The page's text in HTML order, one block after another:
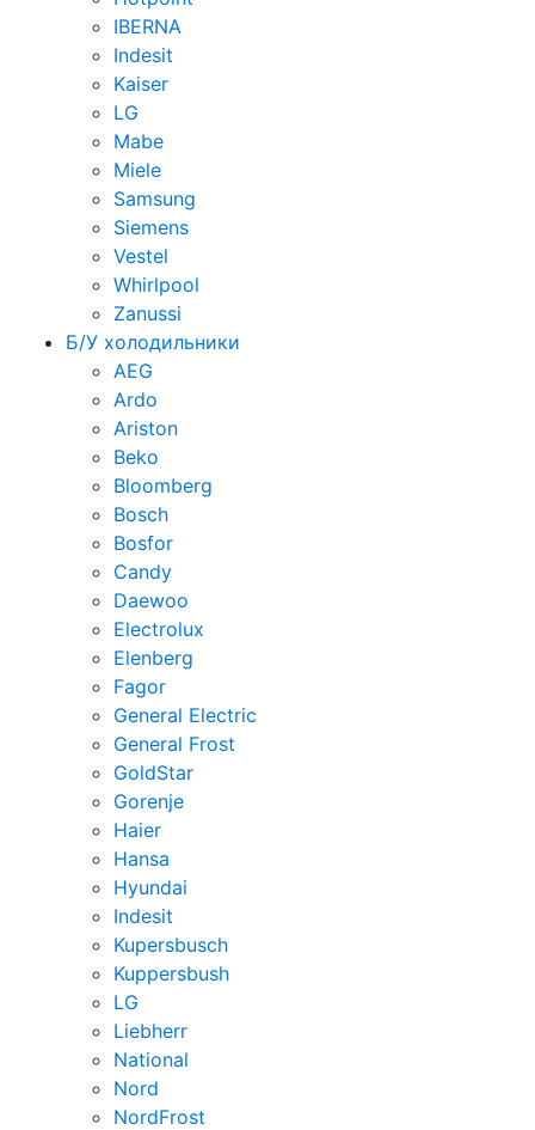
IBERNA
Indesit
Kaiser
LG
Mabe
Miele
Samsung
Siemens
Vestel
Whirlpool
Zanussi
Б/У холодильники
AEG
Ardo
Ariston
Beko
Bloomberg
Bosch
Bosfor
Candy
Daewoo
Electrolux
Elenberg
Fagor
General Electric
General Frost
GoldStar
Gorenje
Haier
Hansa
Hyundai
Indesit
Kupersbusch
Kuppersbush
LG
Liebherr
National
Nord
NordFrost